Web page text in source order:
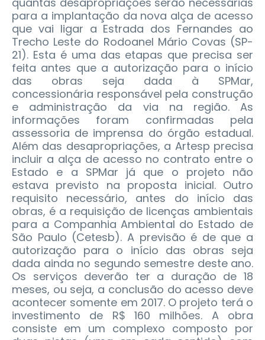
para a implantação da nova alça de acesso
que vai ligar a Estrada dos Fernandes ao
Trecho Leste do Rodoanel Mário Covas (SP-
21). Esta é uma das etapas que precisa ser
feita antes que a autorização para o início
das obras seja dada à SPMar,
concessionária responsável pela construção
e administração da via na região. As
informações foram confirmadas pela
assessoria de imprensa do órgão estadual.
Além das desapropriações, a Artesp precisa
incluir a alça de acesso no contrato entre o
Estado e a SPMar já que o projeto não
estava previsto na proposta inicial. Outro
requisito necessário, antes do início das
obras, é a requisição de licenças ambientais
para a Companhia Ambiental do Estado de
São Paulo (Cetesb). A previsão é de que a
autorização para o início das obras seja
dada ainda no segundo semestre deste ano.
Os serviços deverão ter a duração de 18
meses, ou seja, a conclusão do acesso deve
acontecer somente em 2017. O projeto terá o
investimento de R$ 160 milhões. A obra
consiste em um complexo composto por